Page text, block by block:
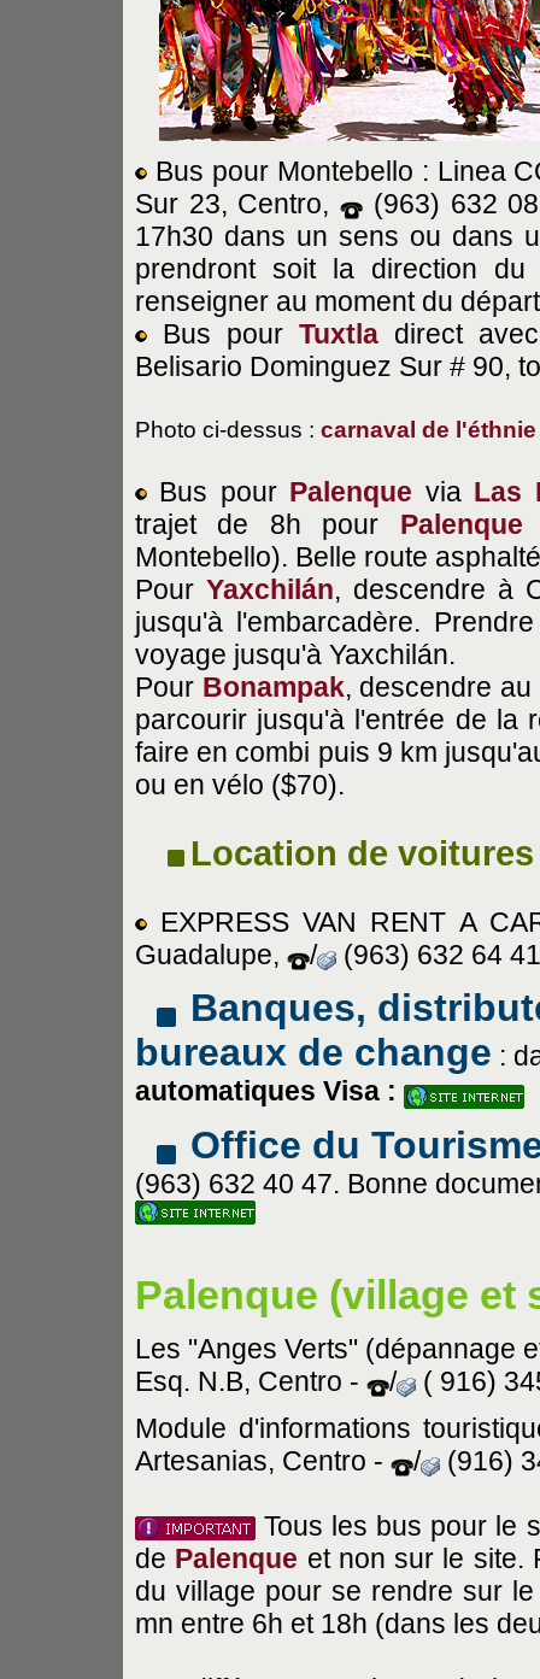
Bus pour Montebello : Linea
Sur 23, Centro,
(963) 632
17h30 dans un sens ou dans
prendront soit la direction
renseigner au moment du
Bus pour Tuxtla direct
Belisario Dominguez Sur # 90,
Photo ci-dessus : carnaval de
Bus pour Palenque via Las
trajet de 8h pour Palenque
Montebello). Belle route
Pour Yaxchilán, descendre à
jusqu'à l'embarcadère.
voyage jusqu'à Yaxchilán.
Pour Bonampak, descendre au
parcourir jusqu'à l'entrée de la
faire en combi puis 9 km
ou en vélo ($70).
Location de voitures
EXPRESS VAN RENT A
Guadalupe,
/ (963) 632 64
Banques,
bureaux de change :
automatiques Visa :
Office du
(963) 632 40 47. Bonne
Palenque (village et
Les "Anges Verts" (dépannage
Esq. N.B, Centro -
/
( 916)
Module d'informations
Artesanias, Centro -
/ (916)
Tous les bus pour le
de Palenque et non sur le site.
du village pour se rendre sur
mn entre 6h et 18h (dans les